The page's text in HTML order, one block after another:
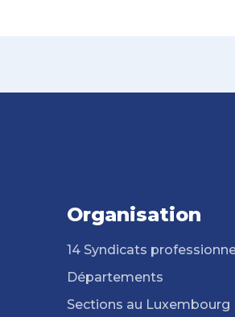
Organisation
14 Syndicats
Départements
Sections au Luxembourg